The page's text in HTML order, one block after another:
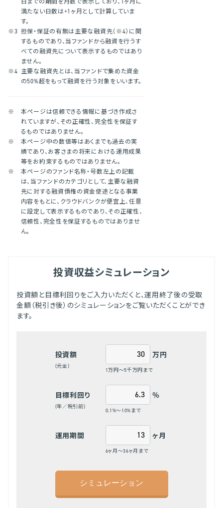
満たない日数は+1ヶ月として計算していま
す。
※3 担保・保証の有無は主要な融資先（※4）に関
するものであり、当ファンドから融資を行うす
べての融資先について表示するものではあり
ません。
※4 主要な融資先とは、当ファンドで集めた資金
の50%超をもって融資を行う対象をいいます。
※
本ページは信頼できる情報に基づき作成さ
れていますが、その正確性、完全性を保証す
るものではありません。
※
本ページ中の数値等はあくまでも過去の実
績であり、お客さまの将来における運用成果
等をお約束するものではありません。
※
本ページのファンド名称・号数左上の記載
は、当ファンドのカテゴリとして、主要な融資
先に対する融資債権の資金使途となる事業
内容をもとに、クラウドバンクが便宜上、任意
に設定して表示するものであり、その正確性、
信頼性、完全性を保証するものではありませ
ん。
投資収益シミュレーション
投資額と目標利回りをご入力いただくと、運用終了後の受取
金額（税引き後）のシミュレーションをご覧いただくことができ
ます。
投資額
(元金)
万円
1万円～5千万円まで
目標利回り
(年／税引前)
％
0.1%～10%まで
運用期間 ヶ月
6ヶ月～36ヶ月まで